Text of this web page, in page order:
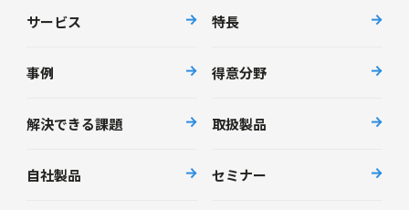
サービス 特長
事例 得意分野
解決できる課題 取扱製品
自社製品 セミナー